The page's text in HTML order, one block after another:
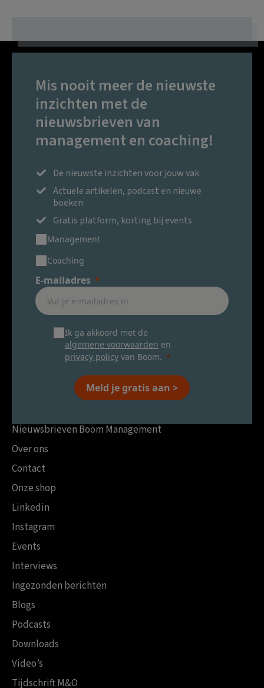
Mis nooit meer de nieuwste
inzichten met de
nieuwsbrieven van
management en coaching!
De nieuwste inzichten voor jouw vak
Actuele artikelen, podcast en nieuwe
boeken
Gratis platform, korting bij events
Management
Coaching
E-mailadres
Ik ga akkoord met de
algemene voorwaarden en
privacy policy van Boom.
Meld je gratis aan >
Nieuwsbrieven Boom Management
Over ons
Contact
Onze shop
Linkedin
Instagram
Events
Interviews
Ingezonden berichten
Blogs
Podcasts
Downloads
Video’s
Tijdschrift M&O